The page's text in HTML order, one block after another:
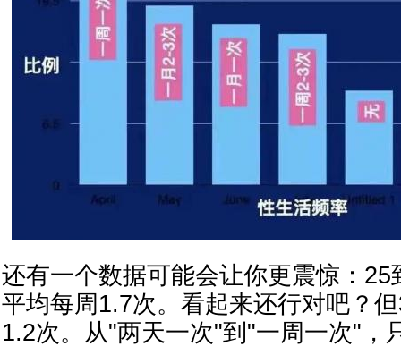
还有一个数据可能会让你更震惊：25
平均每周1.7次。看起来还行对吧？
1.2次。从"两天一次"到"一周一次"，